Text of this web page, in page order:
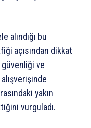
alındığı bu
açısından dikkat
ve
yakın
vurguladı.